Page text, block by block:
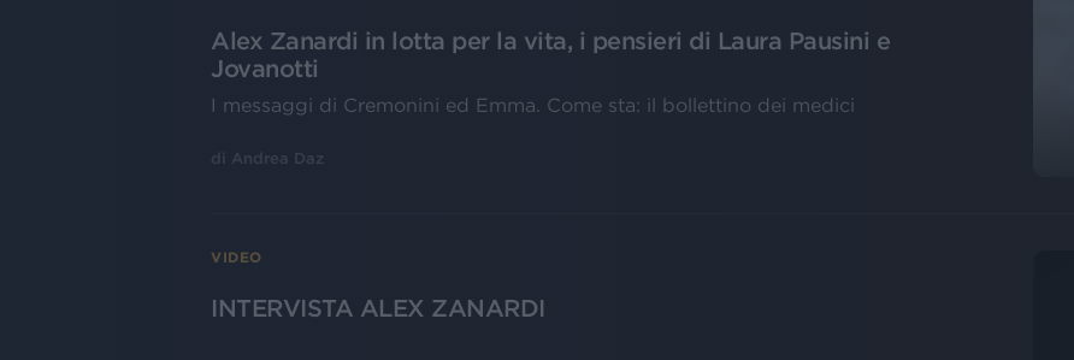
Alex Zanardi in lotta per la vita, i pensieri di Laura Pausini e
Jovanotti
I messaggi di Cremonini ed Emma. Come sta: il bollettino dei medici
di Andrea Daz
VIDEO
INTERVISTA ALEX ZANARDI